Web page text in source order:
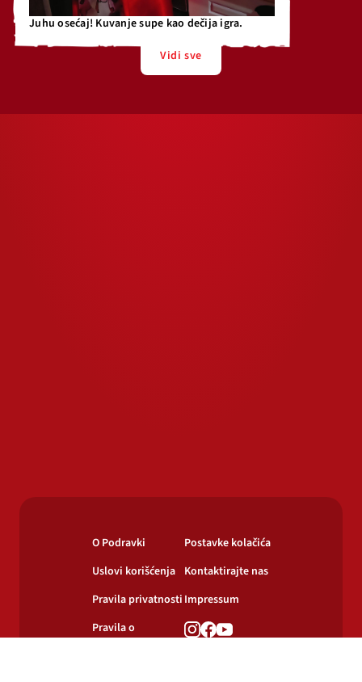
Juhu osećaj! Kuvanje supe kao dečija igra.
Vidi sve
O Podravki
Uslovi korišćenja
Pravila privatnosti
Pravila o
Postavke kolačića
Kontaktirajte nas
Impressum